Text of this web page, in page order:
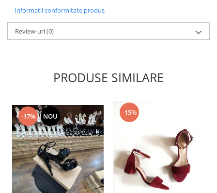
Informatii conformitate produs
Review-uri(0)
PRODUSE SIMILARE
-17% NOU -15%